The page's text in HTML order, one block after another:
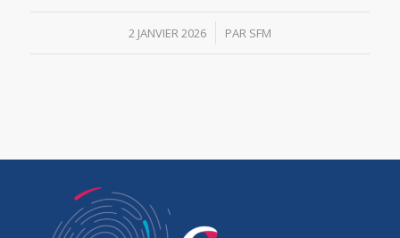
2 JANVIER 2026
/ PAR SFM